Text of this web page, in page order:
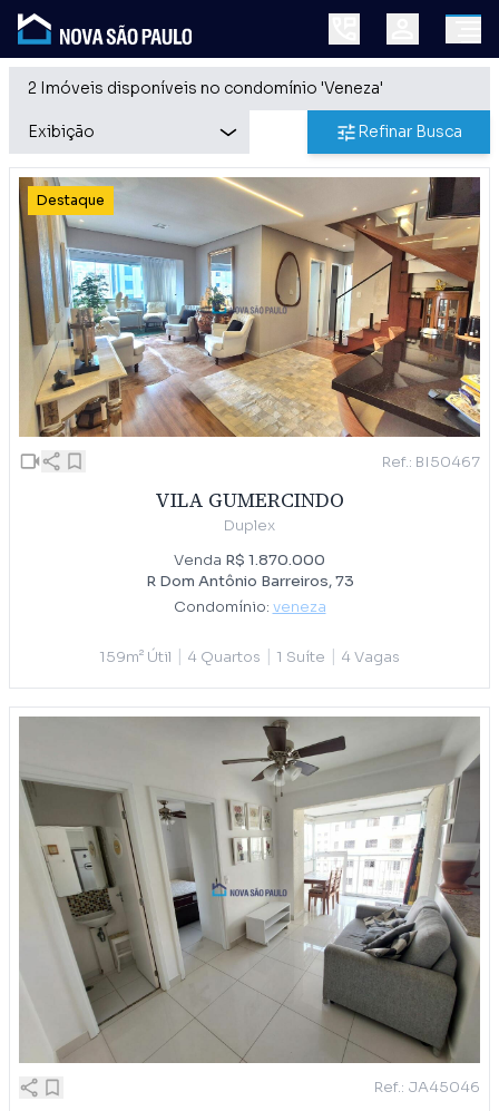
2 Imóveis disponíveis no condomínio 'Veneza'
Refinar Busca
Destaque
Ref.: BI50467
VILA GUMERCINDO
Duplex
Venda R$ 1.870.000
R Dom Antônio Barreiros, 73
Condomínio: veneza
159m² Útil 4 Quartos 1 Suíte 4 Vagas
Ref.: JA45046